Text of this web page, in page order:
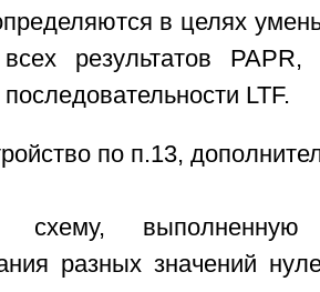
в целях
результатов PAPR,
LTF.
по п.13,
схему,
разных значений